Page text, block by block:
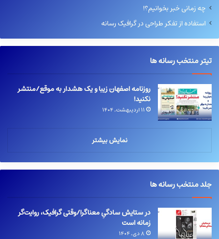
چه زمانی خبر بخوانیم؟!
استفاده از تفکر طراحی در گرافیک رسانه
تیتر منتخب رسانه ها
روزنامه اصفهان زیبا و یک هشدار به موقع/منتشر
نکنید!
۱۱ اردیبهشت, ۱۴۰۴
نمایش بیشتر
جلد منتخب رسانه ها
در ستایش سادگیِ معناگرا/وقتی گرافیک، روایت‌گر
زمانه است
۸ دی, ۱۴۰۴